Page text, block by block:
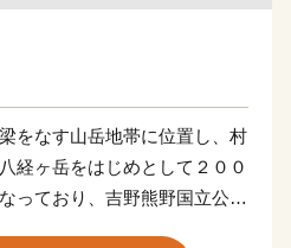
をなす山岳地帯に位置し、村
経ヶ岳をはじめとして２００
っており、吉野熊野国立公園